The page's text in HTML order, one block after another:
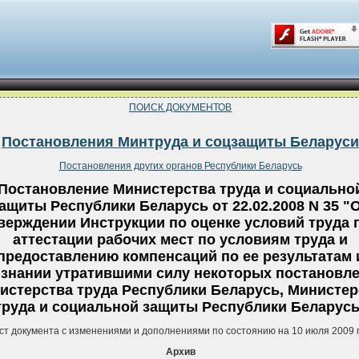
ПОИСК ДОКУМЕНТОВ
Постановления Минтруда и соцзащиты Беларуси
Постановления других органов Республики Беларусь
Министерства труда и
Республики Беларусь от 22.02.2008 N 35
Инструкции по оценке условий труда
аттестации рабочих мест по условиям труда и
компенсаций по ее результатам
утратившими силу некоторых
труда Республики Беларусь,
и социальной защиты Республики
документа с изменениями и дополнениями по состоянию на 10 июля 2009
Архив